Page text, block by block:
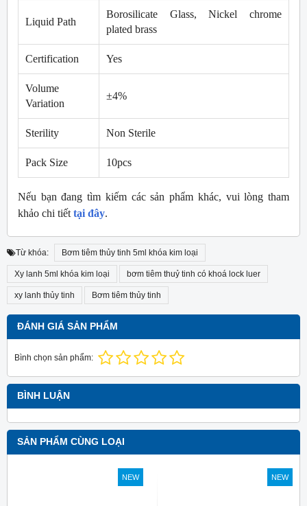
Liquid Path
Borosilicate Glass, Nickel chrome
plated brass
Certification Yes
Volume
Variation
±4%
Sterility Non Sterile
Pack Size 10pcs
Nếu bạn đang tìm kiếm các sản phẩm khác, vui lòng tham
khảo chi tiếttại đây.
Từ khóa: Bơm tiêm thủy tinh 5ml khóa kim loại
Xy lanh 5ml khóa kim loại bơm tiêm thuỷ tinh có khoá lock luer
xy lanh thủy tinh Bơm tiêm thủy tinh
ĐÁNH GIÁ SẢN PHẨM
Bình chọn sản phẩm:
BÌNH LUẬN
SẢN PHẨM CÙNG LOẠI
NEW NEW